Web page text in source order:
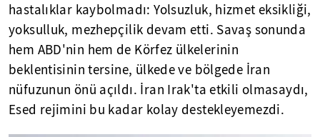
hastalıklar kaybolmadı: Yolsuzluk, hizmet eksikliği,
yoksulluk, mezhepçilik devam etti. Savaş sonunda
hem ABD'nin hem de Körfez ülkelerinin
beklentisinin tersine, ülkede ve bölgede İran
nüfuzunun önü açıldı. İran Irak'ta etkili olmasaydı,
Esed rejimini bu kadar kolay destekleyemezdi.